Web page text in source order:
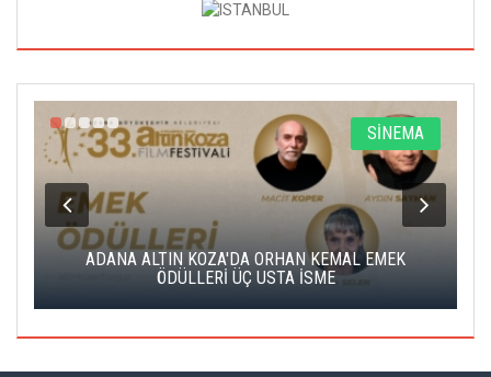
SİNEMA
ADANA ALTIN KOZA'DA ORHAN KEMAL EMEK
ÖDÜLLERİ ÜÇ USTA İSME